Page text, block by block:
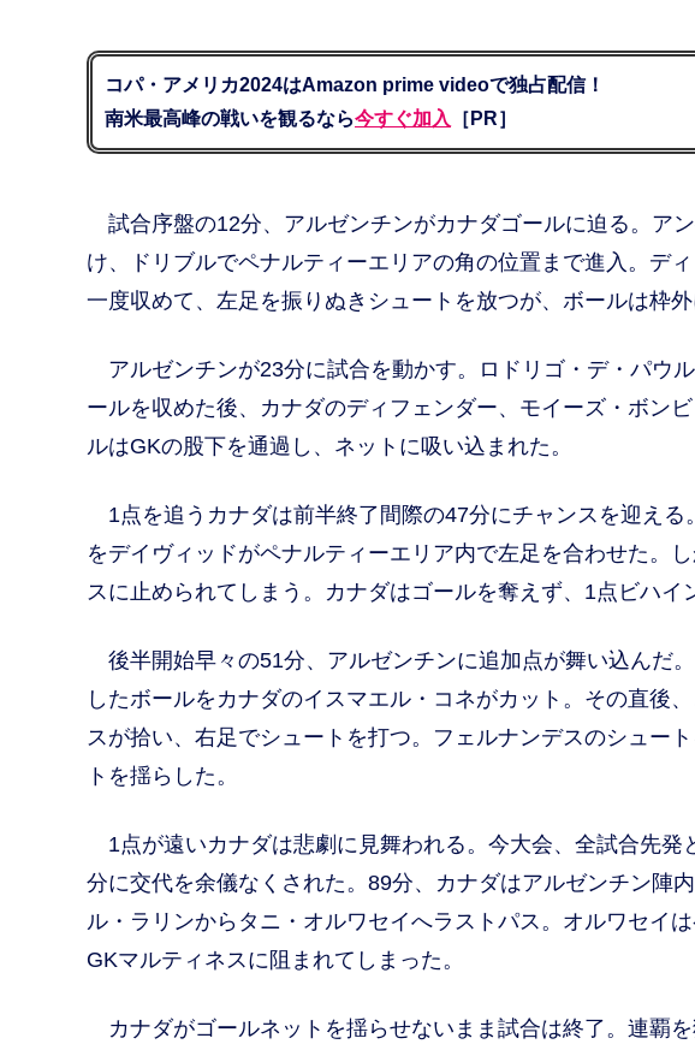
コパ・アメリカ2024はAmazon prime videoで独占配信！
南米最高峰の戦いを観るなら今すぐ加入 ［PR］
試合序盤の12分、アルゼンチンがカナダゴールに迫る。ア
け、ドリブルでペナルティーエリアの角の位置まで進入。デ
一度収めて、左足を振りぬきシュートを放つが、ボールは枠外
アルゼンチンが23分に試合を動かす。ロドリゴ・デ・パウ
ールを収めた後、カナダのディフェンダー、モイーズ・ボン
ルはGKの股下を通過し、ネットに吸い込まれた。
1点を追うカナダは前半終了間際の47分にチャンスを迎え
をデイヴィッドがペナルティーエリア内で左足を合わせた。
スに止められてしまう。カナダはゴールを奪えず、1点ビハイ
後半開始早々の51分、アルゼンチンに追加点が舞い込んだ
したボールをカナダのイスマエル・コネがカット。その直後
スが拾い、右足でシュートを打つ。フェルナンデスのシュー
トを揺らした。
1点が遠いカナダは悲劇に見舞われる。今大会、全試合先発
分に交代を余儀なくされた。89分、カナダはアルゼンチン陣
ル・ラリンからタニ・オルワセイへラストパス。オルワセイ
GKマルティネスに阻まれてしまった。
カナダがゴールネットを揺らせないまま試合は終了。連覇